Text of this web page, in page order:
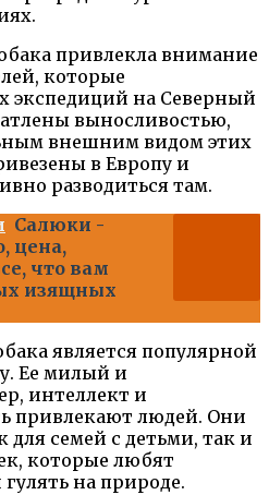
привлекла внимание
которые
экспедиций на Северный
выносливостью,
внешним видом этих
в Европу и
разводиться там.
Салюки -
цена,
что вам
изящных
является популярной
Ее милый и
интеллект и
привлекают людей. Они
для семей с детьми, так и
которые любят
на природе.